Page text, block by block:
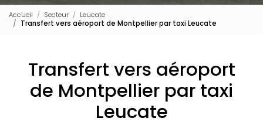
Accueil Secteur
Leucate
Transfert vers aéroport de Montpellier par taxi Leucate
Transfert vers aéroport
de Montpellier par taxi
Leucate